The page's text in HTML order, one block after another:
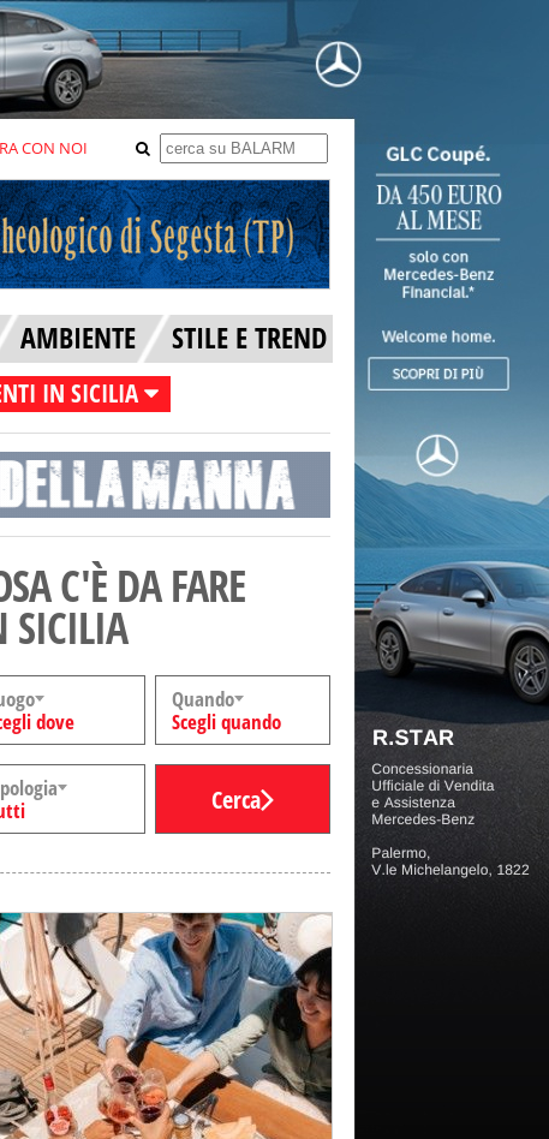
CON NOI
AMBIENTE STILE E TREND
IN SICILIA
C'È DA FARE
SICILIA
dove
Quando
Scegli quando
Cerca